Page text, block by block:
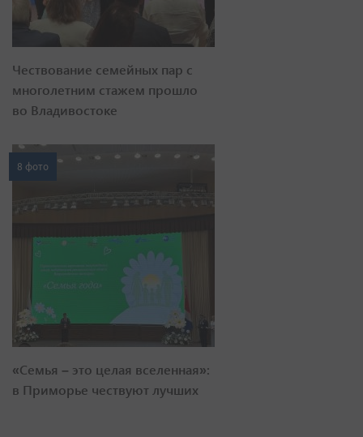
Чествование семейных пар с
многолетним стажем прошло
во Владивостоке
8 фото
«Семья – это целая вселенная»:
в Приморье чествуют лучших